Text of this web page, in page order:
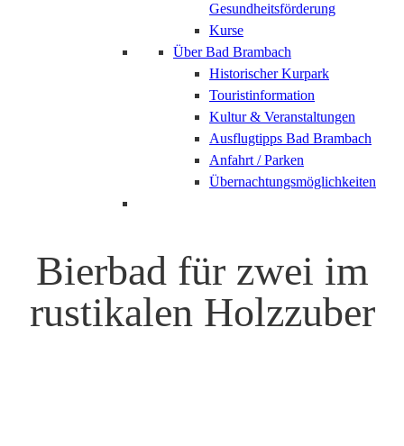
Gesundheitsförderung
Kurse
Über Bad Brambach
Historischer Kurpark
Touristinformation
Kultur & Veranstaltungen
Ausflugtipps Bad Brambach
Anfahrt / Parken
Übernachtungsmöglichkeiten
Bierbad für zwei im
rustikalen Holzzuber